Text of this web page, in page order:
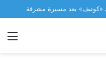
«كوتيف» بعد مسيرة مشرفة